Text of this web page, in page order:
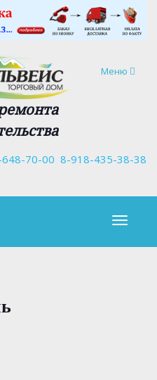
Навигация
Меню
8-918-435-38-38
70-00
×